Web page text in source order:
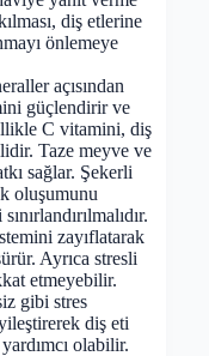
diş etlerine
önlemeye
açısından
güçlendirir ve
C vitamini, diş
Taze meyve ve
sağlar. Şekerli
oluşumunu
zayıflatarak
Ayrıca stresli
etmeyebilir.
gibi stres
diş eti
olabilir.